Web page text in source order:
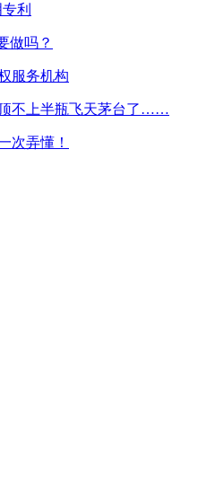
利
做吗？
服务机构
不上半瓶飞天茅台了……
次弄懂！